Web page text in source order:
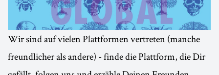
Wir sind auf vielen Plattformen vertreten (manche
freundlicher als andere) - finde die Plattform, die Dir